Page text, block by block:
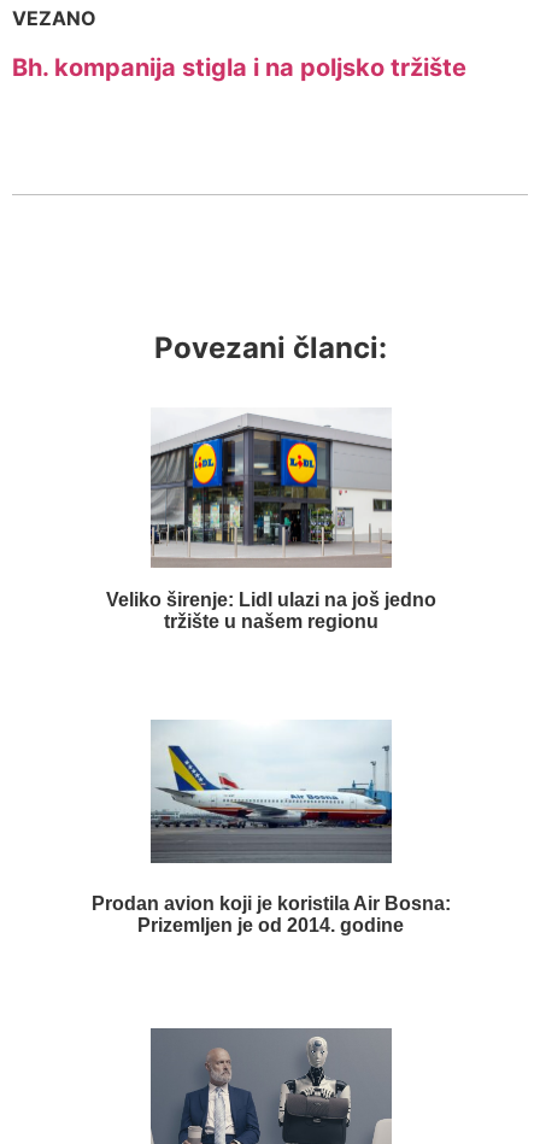
VEZANO
Bh. kompanija stigla i na poljsko tržište
Povezani članci:
Veliko širenje: Lidl ulazi na još jedno
tržište u našem regionu
Prodan avion koji je koristila Air Bosna:
Prizemljen je od 2014. godine